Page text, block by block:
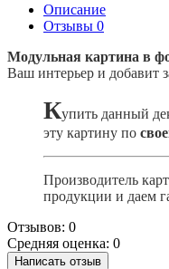
Описание
Отзывы 0
Модульная картина в
Ваш интерьер и добавит
Купить данный
эту картину по
Производитель
продукции и даем
Отзывов: 0
Средняя оценка: 0
Написать отзыв